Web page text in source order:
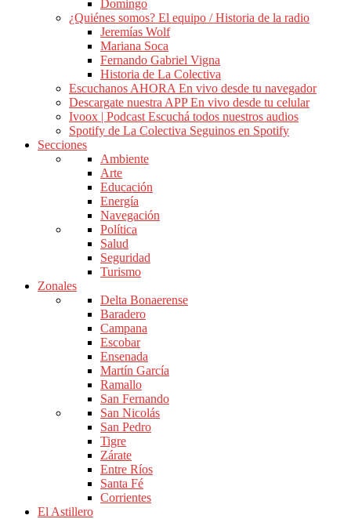
Domingo
¿Quiénes somos? El equipo / Historia de la radio
Jeremías Wolf
Mariana Soca
Fernando Gabriel Vigna
Historia de La Colectiva
Escuchanos AHORA En vivo desde tu navegador
Descargate nuestra APP En vivo desde tu celular
Ivoox | Podcast Escuchá todos nuestros audios
Spotify de La Colectiva Seguinos en Spotify
Secciones
Ambiente
Arte
Educación
Energía
Navegación
Política
Salud
Seguridad
Turismo
Zonales
Delta Bonaerense
Baradero
Campana
Escobar
Ensenada
Martín García
Ramallo
San Fernando
San Nicolás
San Pedro
Tigre
Zárate
Entre Ríos
Santa Fé
Corrientes
El Astillero